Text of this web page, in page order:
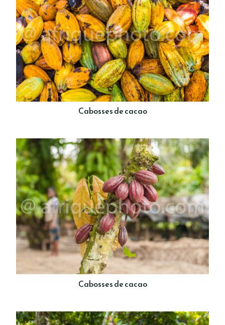
Cabosses de cacao
Cabosses de cacao